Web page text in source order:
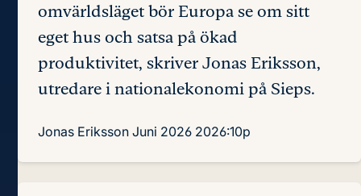
omvärlds­läget bör Europa se om sitt
eget hus och satsa på ökad
produktivitet, skriver Jonas Eriksson,
utredare i nationalekonomi på Sieps.
Jonas Eriksson Juni 2026 2026:10p